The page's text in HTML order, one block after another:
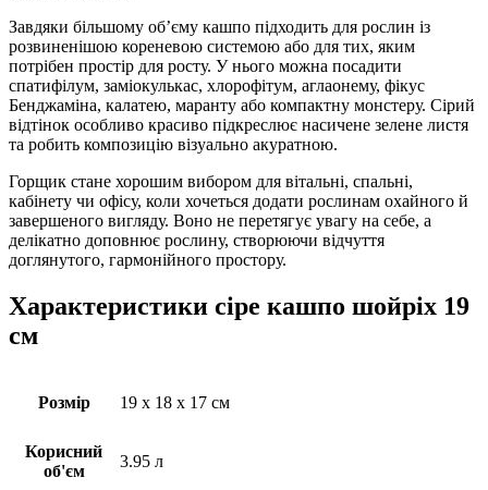
Завдяки більшому об’єму кашпо підходить для рослин із
розвиненішою кореневою системою або для тих, яким
потрібен простір для росту. У нього можна посадити
спатифілум, заміокулькас, хлорофітум, аглаонему, фікус
Бенджаміна, калатею, маранту або компактну монстеру. Сірий
відтінок особливо красиво підкреслює насичене зелене листя
та робить композицію візуально акуратною.
Горщик стане хорошим вибором для вітальні, спальні,
кабінету чи офісу, коли хочеться додати рослинам охайного й
завершеного вигляду. Воно не перетягує увагу на себе, а
делікатно доповнює рослину, створюючи відчуття
доглянутого, гармонійного простору.
Характеристики сіре кашпо шойріх 19
см
Розмір 19 х 18 х 17 см
Корисний
об'єм
3.95 л